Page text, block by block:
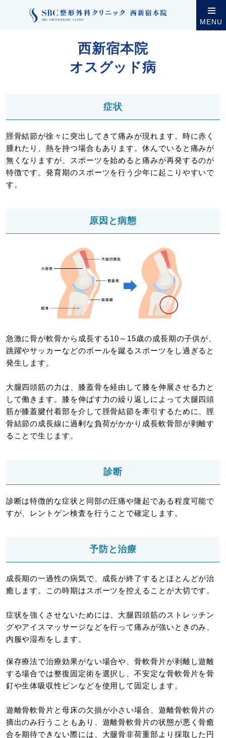
MENU
クリニック案内 西新宿本院の診療・設
西新宿本院
オスグッド病
症状
脛骨結節が徐々に突出してきて痛みが現れます。時に赤く
腫れたり、熱を持つ場合もあります。休んでいると痛みが
無くなりますが、スポーツを始めると痛みが再発するのが
特徴です。発育期のスポーツを行う少年に起こりやすいで
す。
原因と病態
急激に骨が軟骨から成長する10～15歳の成長期の子供が、
跳躍やサッカーなどのボールを蹴るスポーツをし過ぎると
発生します。
大腿四頭筋の力は、膝蓋骨を経由して膝を伸展させる力と
して働きます。膝を伸ばす力の繰り返しによって大腿四頭
筋が膝蓋腱付着部を介して脛骨結節を牽引するために、脛
骨結節の成長線に過剰な負荷がかかり成長軟骨部が剥離す
ることで生じます。
診断
診断は特徴的な症状と同部の圧痛や隆起である程度可能で
すが、レントゲン検査を行うことで確定します。
予防と治療
成長期の一過性の病気で、成長が終了するとほとんどが治
癒します。この時期はスポーツを控えることが大切です。
症状を強くさせないためには、大腿四頭筋のストレッチン
グやアイスマッサージなどを行って痛みが強いときのみ、
内服や湿布をします。
保存療法で治療効果がない場合や、骨軟骨片が剥離し遊離
する場合では整復固定術を選択し、不安定な骨軟骨片を骨
釘や生体吸収性ピンなどを使用して固定します。
遊離骨軟骨片と母床の欠損が小さい場合、遊離骨軟骨片の
摘出のみ行うこともあり、遊離骨軟骨片の状態が悪く骨癒
合を期待できない際には、大腿骨非荷重部より採取した円